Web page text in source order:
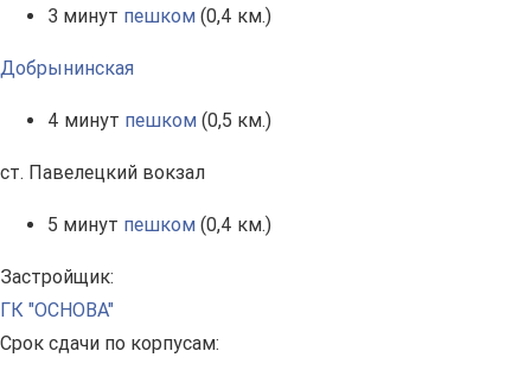
3 минут пешком (0,4 км.)
Добрынинская
4 минут пешком (0,5 км.)
ст. Павелецкий вокзал
5 минут пешком (0,4 км.)
Застройщик:
ГК "ОСНОВА"
Срок сдачи по корпусам: